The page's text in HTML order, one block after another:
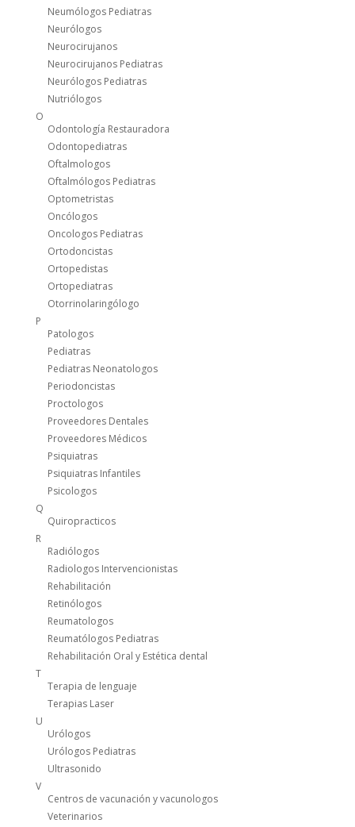
Neumólogos Pediatras
Neurólogos
Neurocirujanos
Neurocirujanos Pediatras
Neurólogos Pediatras
Nutriólogos
O
Odontología Restauradora
Odontopediatras
Oftalmologos
Oftalmólogos Pediatras
Optometristas
Oncólogos
Oncologos Pediatras
Ortodoncistas
Ortopedistas
Ortopediatras
Otorrinolaringólogo
P
Patologos
Pediatras
Pediatras Neonatologos
Periodoncistas
Proctologos
Proveedores Dentales
Proveedores Médicos
Psiquiatras
Psiquiatras Infantiles
Psicologos
Q
Quiropracticos
R
Radiólogos
Radiologos Intervencionistas
Rehabilitación
Retinólogos
Reumatologos
Reumatólogos Pediatras
Rehabilitación Oral y Estética dental
T
Terapia de lenguaje
Terapias Laser
U
Urólogos
Urólogos Pediatras
Ultrasonido
V
Centros de vacunación y vacunologos
Veterinarios